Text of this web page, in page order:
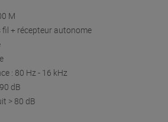
M
+ récepteur autonome
: 80 Hz - 16 kHz
dB
> 80 dB